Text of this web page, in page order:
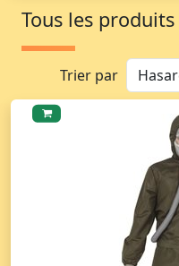
Tous les produits
Trier par